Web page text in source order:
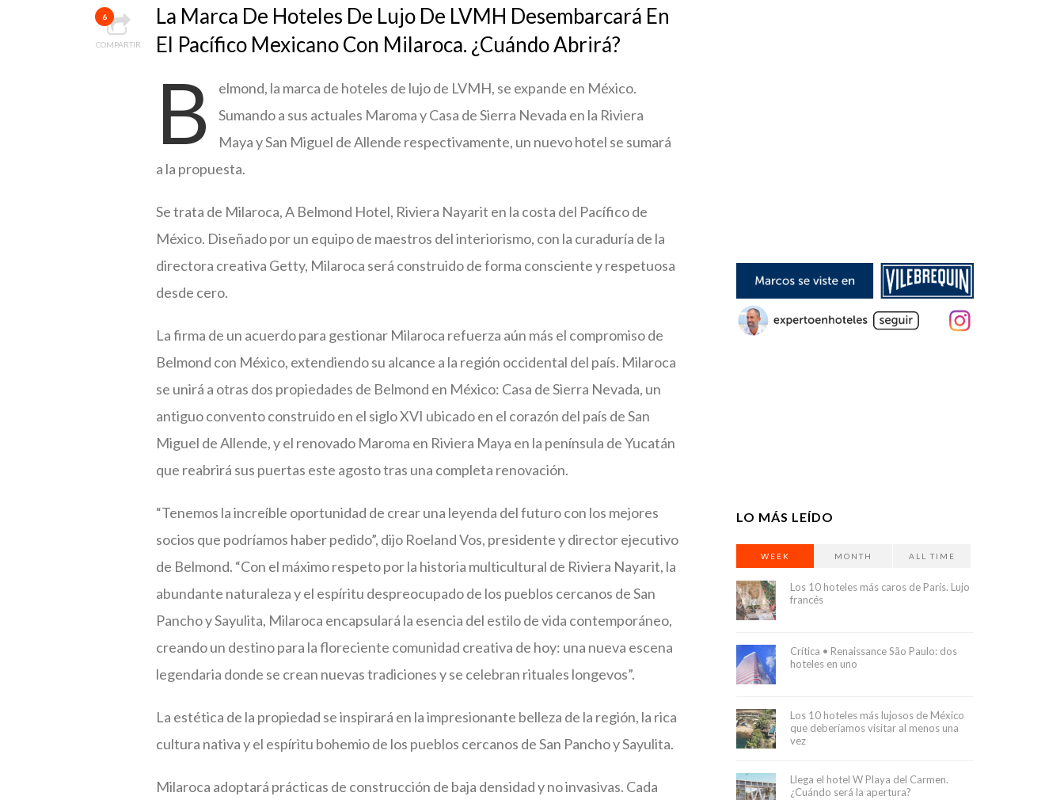
6
COMPARTIR
La Marca De Hoteles De Lujo De LVMH Desembarcará En
El Pacífico Mexicano Con Milaroca. ¿Cuándo Abrirá?
B
elmond, la marca de hoteles de lujo de LVMH, se expande en México.
Sumando a sus actuales Maroma y Casa de Sierra Nevada en la Riviera
Maya y San Miguel de Allende respectivamente, un nuevo hotel se sumará
a la propuesta.
Se trata de Milaroca, A Belmond Hotel, Riviera Nayarit en la costa del Pacífico de
México. Diseñado por un equipo de maestros del interiorismo, con la curaduría de la
directora creativa Getty, Milaroca será construido de forma consciente y respetuosa
desde cero.
La firma de un acuerdo para gestionar Milaroca refuerza aún más el compromiso de
Belmond con México, extendiendo su alcance a la región occidental del país. Milaroca
se unirá a otras dos propiedades de Belmond en México: Casa de Sierra Nevada, un
antiguo convento construido en el siglo XVI ubicado en el corazón del país de San
Miguel de Allende, y el renovado Maroma en Riviera Maya en la península de Yucatán
que reabrirá sus puertas este agosto tras una completa renovación.
“Tenemos la increíble oportunidad de crear una leyenda del futuro con los mejores
socios que podríamos haber pedido”, dijo Roeland Vos, presidente y director ejecutivo
de Belmond. “Con el máximo respeto por la historia multicultural de Riviera Nayarit, la
abundante naturaleza y el espíritu despreocupado de los pueblos cercanos de San
Pancho y Sayulita, Milaroca encapsulará la esencia del estilo de vida contemporáneo,
creando un destino para la floreciente comunidad creativa de hoy: una nueva escena
legendaria donde se crean nuevas tradiciones y se celebran rituales longevos”.
La estética de la propiedad se inspirará en la impresionante belleza de la región, la rica
cultura nativa y el espíritu bohemio de los pueblos cercanos de San Pancho y Sayulita.
Milaroca adoptará prácticas de construcción de baja densidad y no invasivas. Cada
LO MÁS LEÍDO
WEEK MONTH ALL TIME
Los 10 hoteles más caros de París. Lujo
francés
Crítica • Renaissance São Paulo: dos
hoteles en uno
Los 10 hoteles más lujosos de México
que deberíamos visitar al menos una
vez
Llega el hotel W Playa del Carmen.
¿Cuándo será la apertura?